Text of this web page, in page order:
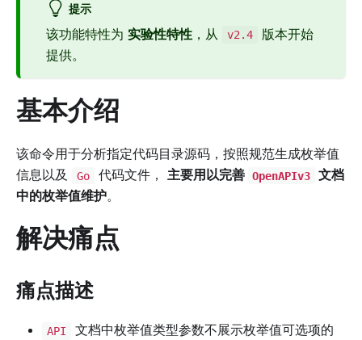
提示
该功能特性为 实验性特性 ，从 v2.4
版本开始
提供。
基本介绍
该命令用于分析指定代码目录源码，按照规范生成枚举值
信息以及
Go 代码文件， 主要用以完善 OpenAPIv3
文档
中的枚举值维护。
解决痛点
痛点描述
API
文档中枚举值类型参数不展示枚举值可选项的